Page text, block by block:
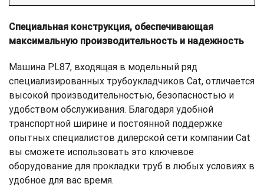
Специальная конструкция, обеспечивающая
максимальную производительность и надежность
Машина PL87, входящая в модельный ряд
специализированных трубоукладчиков Cat, отличается
высокой производительностью, безопасностью и
удобством обслуживания. Благодаря удобной
транспортной ширине и постоянной поддержке
опытных специалистов дилерской сети компании Cat
вы сможете использовать это ключевое
оборудование для прокладки труб в любых условиях в
удобное для вас время.